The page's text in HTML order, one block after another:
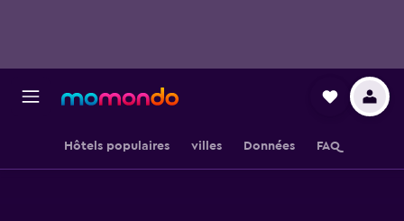
Hôtels populaires villes Données FAQ